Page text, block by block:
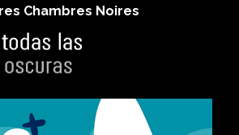
Chambres Noires